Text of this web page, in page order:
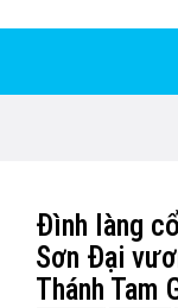
Đình làng
Sơn Đại
Thánh Tam